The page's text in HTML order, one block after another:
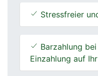
Stressfreier
Barzahlung
Einzahlung auf